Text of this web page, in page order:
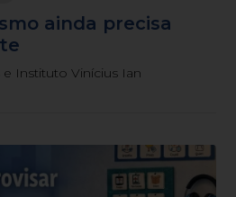
ainda precisa
Instituto Vinícius Ian